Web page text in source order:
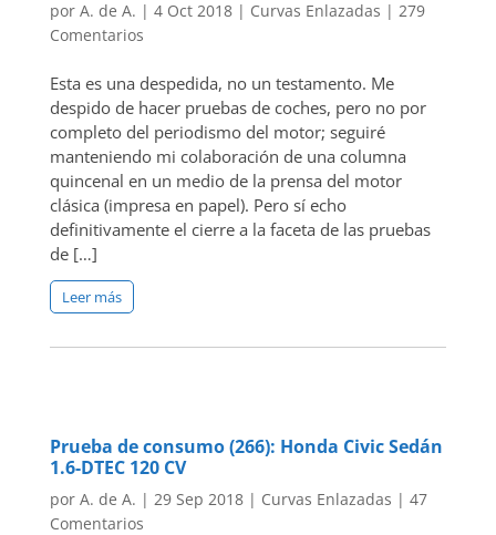
por A. de A. | 4 Oct 2018| Curvas Enlazadas | 279
Comentarios
Esta es una despedida, no un testamento. Me
despido de hacer pruebas de coches, pero no por
completo del periodismo del motor; seguiré
manteniendo mi colaboración de una columna
quincenal en un medio de la prensa del motor
clásica (impresa en papel). Pero sí echo
definitivamente el cierre a la faceta de las pruebas
de […]
Leer más
Prueba de consumo (266): Honda Civic Sedán
1.6-DTEC 120 CV
por A. de A. | 29 Sep 2018| Curvas Enlazadas | 47
Comentarios